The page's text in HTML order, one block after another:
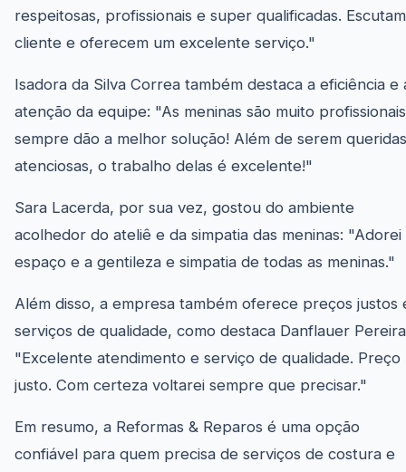
respeitosas, profissionais e super qualificadas.
cliente e oferecem um excelente serviço."
Isadora da Silva Correa também destaca a eficiência e
atenção da equipe: "As meninas são muito
sempre dão a melhor solução! Além de serem
atenciosas, o trabalho delas é excelente!"
Sara Lacerda, por sua vez, gostou do ambiente
acolhedor do ateliê e da simpatia das meninas: "Adorei
espaço e a gentileza e simpatia de todas as meninas."
Além disso, a empresa também oferece preços justos
serviços de qualidade, como destaca Danflauer
"Excelente atendimento e serviço de qualidade. Preço
justo. Com certeza voltarei sempre que precisar."
Em resumo, a Reformas & Reparos é uma opção
confiável para quem precisa de serviços de costura e